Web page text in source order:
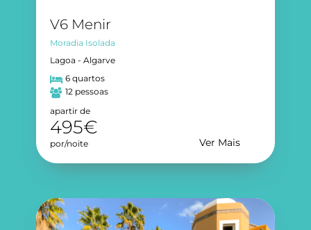
V6 Menir
Moradia Isolada
Lagoa - Algarve
6 quartos
12 pessoas
apartir de
495€
por/noite Ver Mais